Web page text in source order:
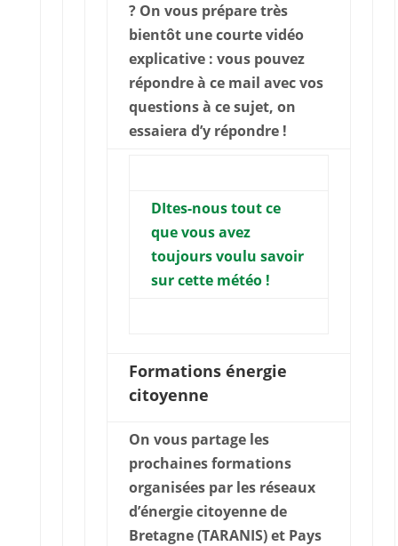
? On vous prépare très
bientôt une courtevidéo
explicative: vous pouvez
répondre à ce mail avec vos
questionsà ce sujet, on
essaiera d’y répondre !
DItes-nous tout ce
que vous avez
toujours voulu savoir
sur cette météo !
Formations énergie
citoyenne
On vous partage les
prochaines formations
organisées par les réseaux
d’énergie citoyenne de
Bretagne (TARANIS) et Pays